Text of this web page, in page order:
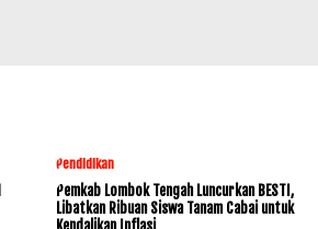
Pendidikan
Pemkab Lombok Tengah Luncurkan BESTI,
Libatkan Ribuan Siswa Tanam Cabai untuk